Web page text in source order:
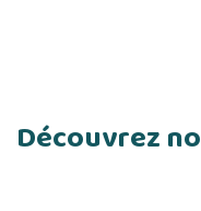
Découvrez